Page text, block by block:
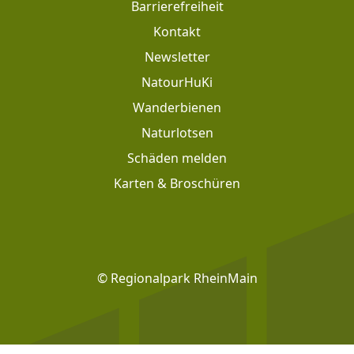
Footer: Meta Navigation
Barrierefreiheit
Kontakt
Newsletter
NatourHuKi
Wanderbienen
Naturlotsen
Schäden melden
Karten & Broschüren
© Regionalpark RheinMain